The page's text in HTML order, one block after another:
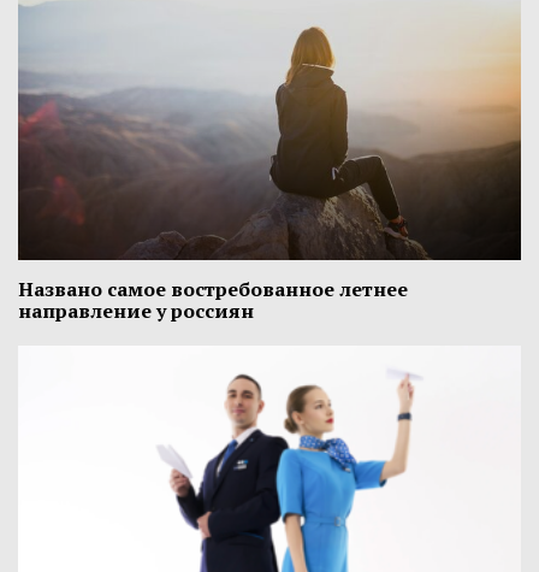
Названо самое востребованное летнее
направление у россиян